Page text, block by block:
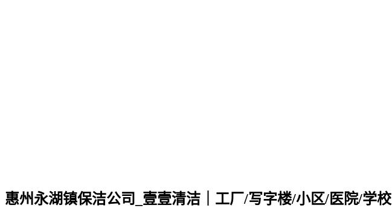
惠州永湖镇保洁公司_壹壹清洁｜工厂/写字楼/小区/医院/学校